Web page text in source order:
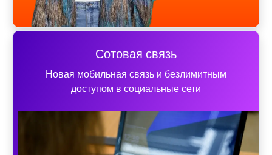
Сотовая связь
Новая мобильная связь и безлимитным
доступом в социальные сети